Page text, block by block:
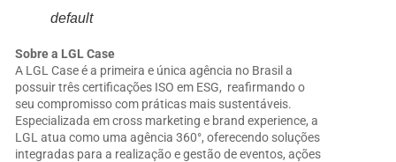
default
Sobre a LGL Case
A LGL Case é a primeira e única agência no Brasil a
possuir três certificações ISO em ESG, reafirmando o
seu compromisso com práticas mais sustentáveis.
Especializada em cross marketing e brand experience, a
LGL atua como uma agência 360°, oferecendo soluções
integradas para a realização e gestão de eventos, ações